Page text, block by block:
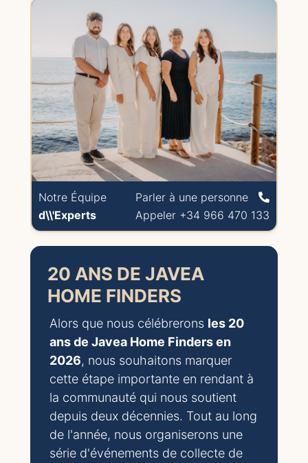
Notre Équipe
d\\'Experts
Parler à une personne
Appeler +34 966 470 133
20 ANS DE JAVEA
HOME FINDERS
Alors que nous célébrerons les 20
ans de Javea Home Finders en
2026, nous souhaitons marquer
cette étape importante en rendant à
la communauté qui nous soutient
depuis deux décennies. Tout au long
de l'année, nous organiserons une
série d'événements de collecte de